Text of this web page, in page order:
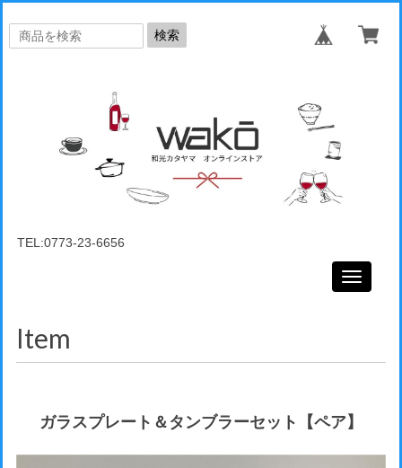
検索
TEL:0773-23-6656
Toggle
Item
ガラスプレート＆タンブラーセット【ペア】